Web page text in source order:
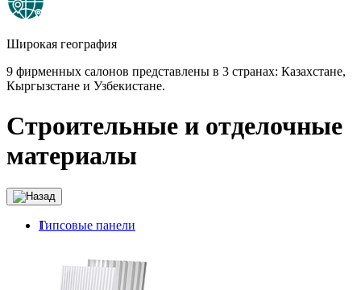
Широкая география
9 фирменных салонов представлены в 3 странах: Казахстане,
Кыргызстане и Узбекистане.
Cтроительные и отделочные
материалы
Гипсовые панели
1